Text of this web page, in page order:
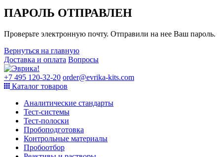
ПАРОЛЬ ОТПРАВЛЕН
Проверьте электронную почту. Отправили на нее Ваш пароль.
Вернуться на главную
Доставка и оплата Вопросы
+7 495 120-32-20 order@evrika-kits.com
Каталог товаров
Аналитические стандарты
Тест-системы
Тест-полоски
Пробоподготовка
Контрольные материалы
Пробоотбор